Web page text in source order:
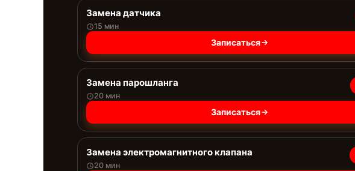
Замена датчика
15 мин
Записаться
Замена парошланга
20 мин
Записаться
Замена электромагнитного клапана
20 мин